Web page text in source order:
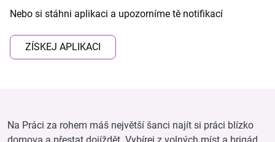
Nebo si stáhni aplikaci a upozorníme tě notifikací
ZÍSKEJ APLIKACI
Na Práci za rohem máš největší šanci najít si práci blízko
domova a přestat dojíždět. Vybírej z volných míst a brigád